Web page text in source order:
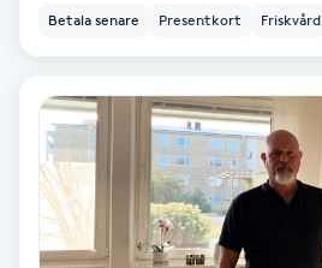
Dermapen
Diamantslipning
Betala senare Presentkort Friskvård